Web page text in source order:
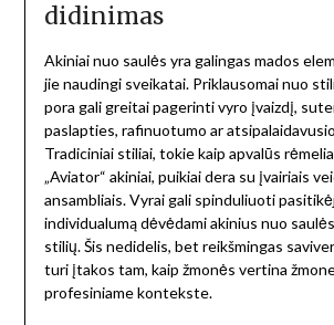
didinimas
Akiniai nuo saulės yra galingas mados
jie naudingi sveikatai. Priklausomai nuo
pora gali greitai pagerinti vyro įvaizdį,
paslapties, rafinuotumo ar
Tradiciniai stiliai, tokie kaip apvalūs
„Aviator“ akiniai, puikiai dera su įvairiais
ansambliais. Vyrai gali spinduliuoti
individualumą dėvėdami akinius nuo
stilių. Šis nedidelis, bet reikšmingas
turi įtakos tam, kaip žmonės vertina
profesiniame kontekste.